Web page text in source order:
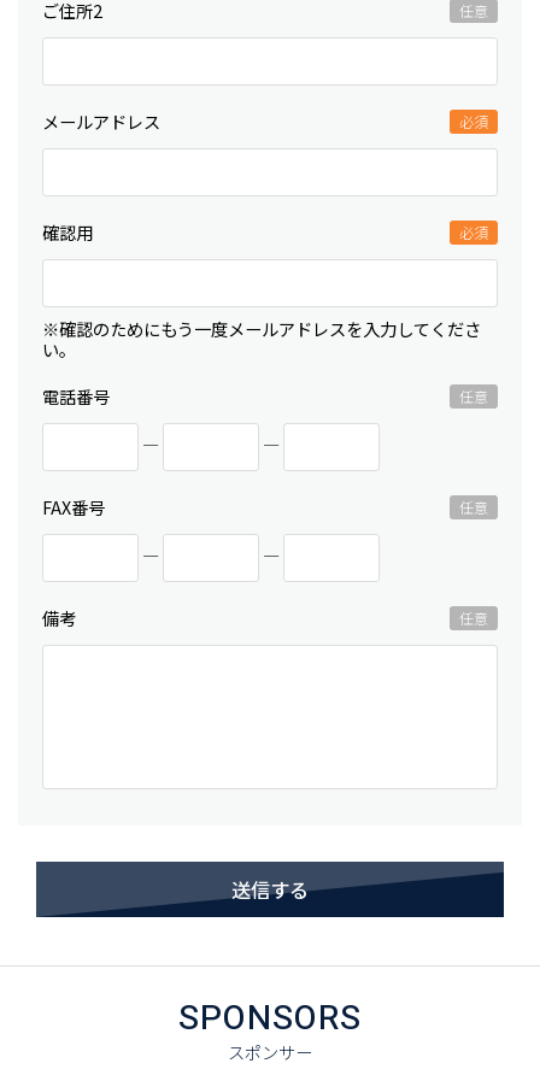
ご住所2
メールアドレス
確認用
※確認のためにもう一度メールアドレスを入力してくださ
い。
電話番号
―
―
FAX番号
―
―
備考
送信する
SPONSORS
スポンサー